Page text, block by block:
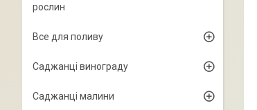
рослин
Все для поливу
Саджанці винограду
Саджанці малини